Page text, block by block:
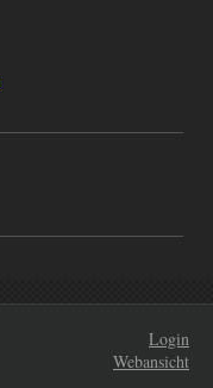
Login
Webansicht